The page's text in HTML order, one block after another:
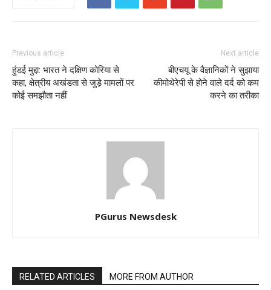
Previous article
हुंडई मुद्दा: भारत ने दक्षिण कोरिया से
कहा, क्षेत्रीय अखंडता से जुड़े मामलों पर
कोई समझौता नहीं
Next article
बीएचयू के वैज्ञानिकों ने सुझाया
कीमोथेरेपी से होने वाले दर्द को कम
करने का तरीका
PGurus Newsdesk
RELATED ARTICLES MORE FROM AUTHOR